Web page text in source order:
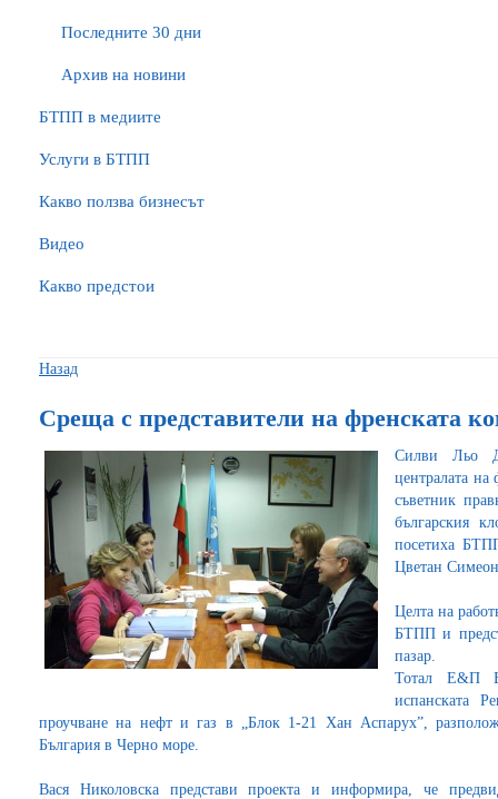
Последните 30 дни
Архив на новини
БTПП в медиите
Услуги в БТПП
Какво ползва бизнесът
Видео
Какво предстои
Назад
Среща с представители на френската
Силви Льо
централата на
съветник
българския
посетиха
Цветан
Целта на
БТПП и
пазар.
Тотал Е&П
испанската
проучване на нефт и газ в „Блок 1-21 Хан Аспарух”,
България в Черно море.
Вася Николовска представи проекта и информира, че